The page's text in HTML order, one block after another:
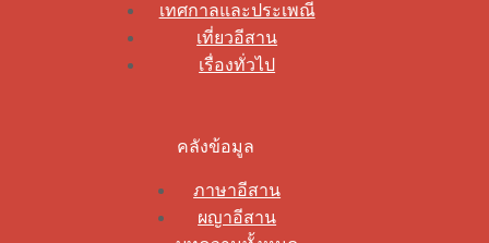
เทศกาลและประเพณี
เที่ยวอีสาน
เรื่องทั่วไป
คลังข้อมูล
ภาษาอีสาน
ผญาอีสาน